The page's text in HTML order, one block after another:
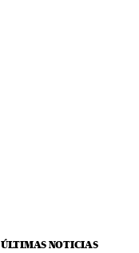
ÚLTIMAS NOTICIAS